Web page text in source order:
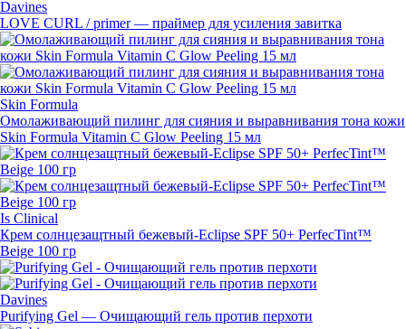
Davines
LOVE CURL / primer — праймер для усиления завитка
Skin Formula
Омолаживающий пилинг для сияния и выравнивания тона кожи
Skin Formula Vitamin C Glow Peeling 15 мл
Is Clinical
Крем солнцезащтный бежевый-Eclipse SPF 50+ PerfecTint™
Beige 100 гр
Davines
Purifying Gel — Очищающий гель против перхоти